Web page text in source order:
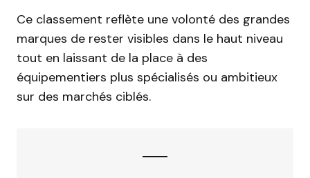
Ce classement reflète une volonté des grandes
marques de rester visibles dans le haut niveau
tout en laissant de la place à des
équipementiers plus spécialisés ou ambitieux
sur des marchés ciblés.